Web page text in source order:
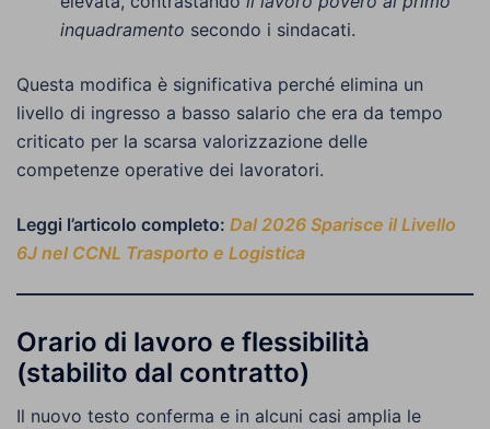
inquadramento secondo i sindacati.
Questa modifica è significativa perché elimina un
livello di ingresso a basso salario che era da tempo
criticato per la scarsa valorizzazione delle
competenze operative dei lavoratori.
Leggi l’articolo completo: Dal 2026 Sparisce il Livello
6J nel CCNL Trasporto e Logistica
Orario di lavoro e flessibilità
(stabilito dal contratto)
Il nuovo testo conferma e in alcuni casi amplia le